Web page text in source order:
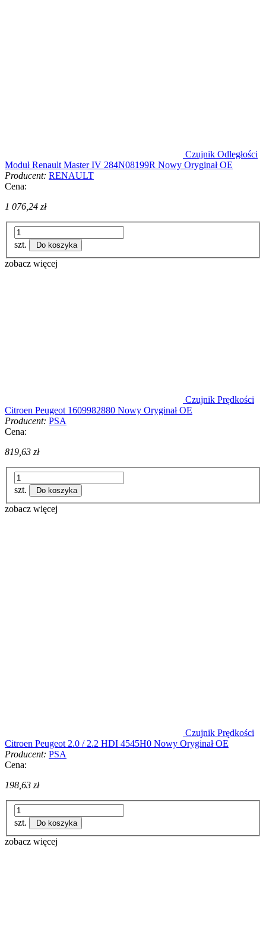
Czujnik Odległości
Moduł Renault Master IV 284N08199R Nowy Oryginał OE
Producent: RENAULT
Cena:
1 076,24 zł
szt. Do koszyka
zobacz więcej
Czujnik Prędkości
Citroen Peugeot 1609982880 Nowy Oryginał OE
Producent: PSA
Cena:
819,63 zł
szt. Do koszyka
zobacz więcej
Czujnik Prędkości
Citroen Peugeot 2.0 / 2.2 HDI 4545H0 Nowy Oryginał OE
Producent: PSA
Cena:
198,63 zł
szt. Do koszyka
zobacz więcej